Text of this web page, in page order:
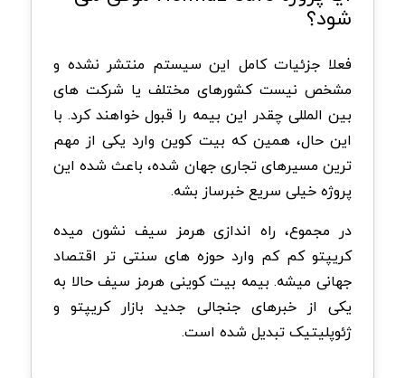
شود؟
فعلا جزئیات کامل این سیستم منتشر نشده و
مشخص نیست کشورهای مختلف یا شرکت های
بین المللی چقدر این بیمه را قبول خواهند کرد. با
این حال، همین که بیت کوین وارد یکی از مهم
ترین مسیرهای تجاری جهان شده، باعث شده این
پروژه خیلی سریع خبرساز بشه.
در مجموع، راه اندازی هرمز سیف نشون میده
کریپتو کم کم وارد حوزه های سنتی تر اقتصاد
جهانی میشه. بیمه بیت کوینی هرمز سیف حالا به
یکی از خبرهای جنجالی جدید بازار کریپتو و
ژئوپلیتیک تبدیل شده است.